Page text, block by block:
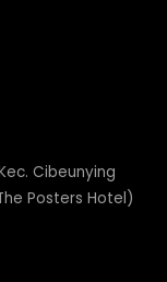
Cibeunying
Posters Hotel)